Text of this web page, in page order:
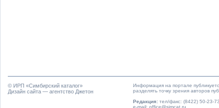
© ИРП «Симбирский каталог»
Дизайн сайта — агентство Джетон
Информация на портале
разделять точку зрения авторов
Редакция: тел/факс: (8422) 50-23-
e-mail: office@simcat.ru